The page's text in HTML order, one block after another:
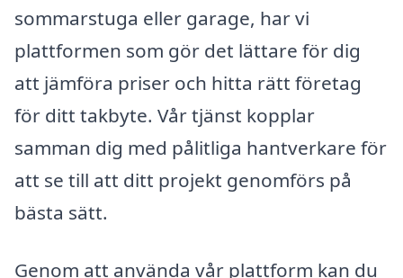
sommarstuga eller garage, har vi
plattformen som gör det lättare för dig
att jämföra priser och hitta rätt företag
för ditt takbyte. Vår tjänst kopplar
samman dig med pålitliga hantverkare för
att se till att ditt projekt genomförs på
bästa sätt.
Genom att använda vår plattform kan du